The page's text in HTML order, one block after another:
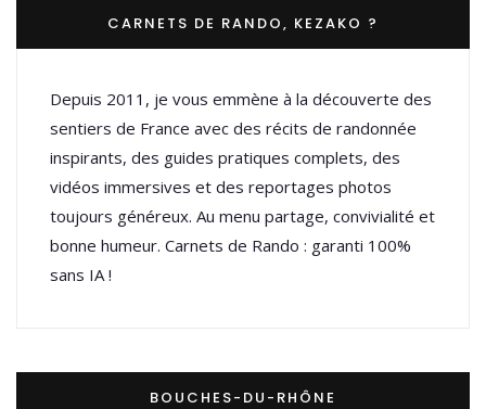
CARNETS DE RANDO, KEZAKO ?
Depuis 2011, je vous emmène à la découverte des
sentiers de France avec des récits de randonnée
inspirants, des guides pratiques complets, des
vidéos immersives et des reportages photos
toujours généreux. Au menu partage, convivialité et
bonne humeur. Carnets de Rando : garanti 100%
sans IA !
BOUCHES-DU-RHÔNE